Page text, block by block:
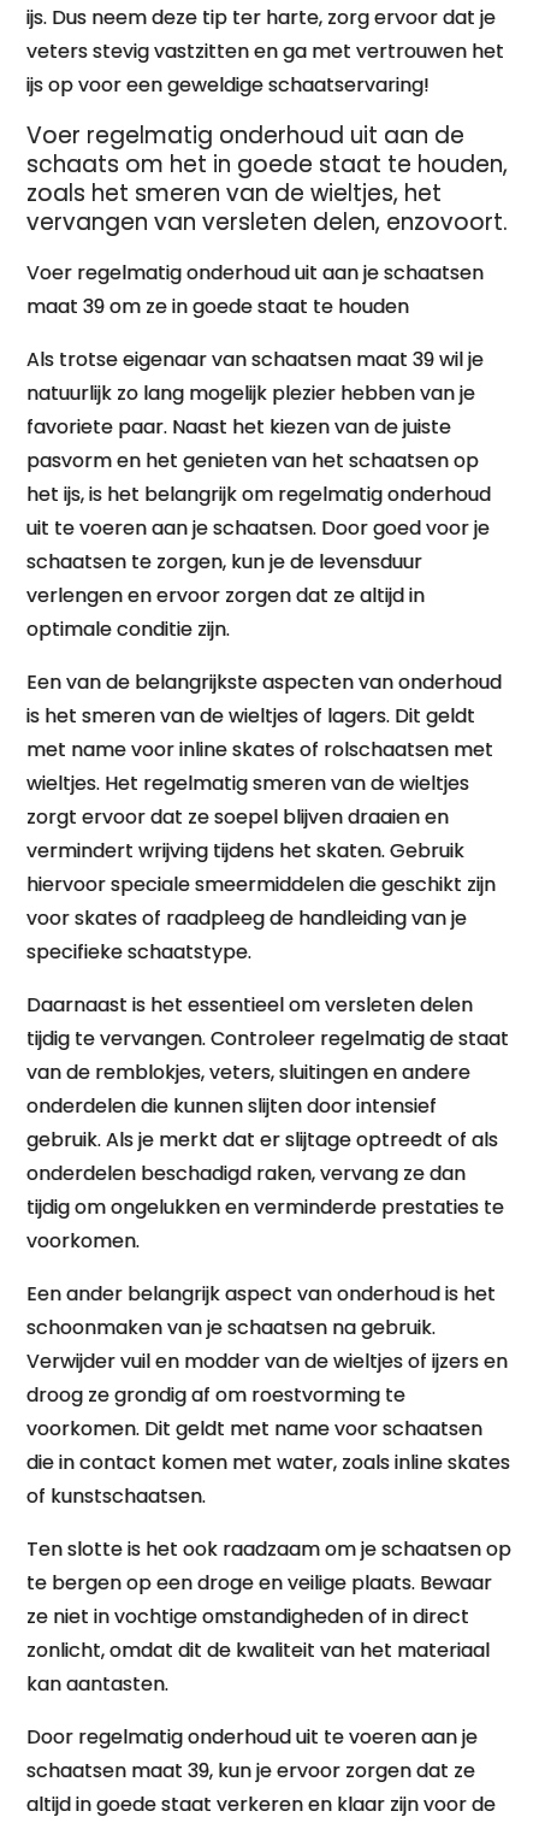
ijs. Dus neem deze tip ter harte, zorg ervoor dat je
veters stevig vastzitten en ga met vertrouwen het
ijs op voor een geweldige schaatservaring!
Voer regelmatig onderhoud uit aan de
schaats om het in goede staat te houden,
zoals het smeren van de wieltjes, het
vervangen van versleten delen, enzovoort.
Voer regelmatig onderhoud uit aan je schaatsen
maat 39 om ze in goede staat te houden
Als trotse eigenaar van schaatsen maat 39 wil je
natuurlijk zo lang mogelijk plezier hebben van je
favoriete paar. Naast het kiezen van de juiste
pasvorm en het genieten van het schaatsen op
het ijs, is het belangrijk om regelmatig onderhoud
uit te voeren aan je schaatsen. Door goed voor je
schaatsen te zorgen, kun je de levensduur
verlengen en ervoor zorgen dat ze altijd in
optimale conditie zijn.
Een van de belangrijkste aspecten van onderhoud
is het smeren van de wieltjes of lagers. Dit geldt
met name voor inline skates of rolschaatsen met
wieltjes. Het regelmatig smeren van de wieltjes
zorgt ervoor dat ze soepel blijven draaien en
vermindert wrijving tijdens het skaten. Gebruik
hiervoor speciale smeermiddelen die geschikt zijn
voor skates of raadpleeg de handleiding van je
specifieke schaatstype.
Daarnaast is het essentieel om versleten delen
tijdig te vervangen. Controleer regelmatig de staat
van de remblokjes, veters, sluitingen en andere
onderdelen die kunnen slijten door intensief
gebruik. Als je merkt dat er slijtage optreedt of als
onderdelen beschadigd raken, vervang ze dan
tijdig om ongelukken en verminderde prestaties te
voorkomen.
Een ander belangrijk aspect van onderhoud is het
schoonmaken van je schaatsen na gebruik.
Verwijder vuil en modder van de wieltjes of ijzers en
droog ze grondig af om roestvorming te
voorkomen. Dit geldt met name voor schaatsen
die in contact komen met water, zoals inline skates
of kunstschaatsen.
Ten slotte is het ook raadzaam om je schaatsen op
te bergen op een droge en veilige plaats. Bewaar
ze niet in vochtige omstandigheden of in direct
zonlicht, omdat dit de kwaliteit van het materiaal
kan aantasten.
Door regelmatig onderhoud uit te voeren aan je
schaatsen maat 39, kun je ervoor zorgen dat ze
altijd in goede staat verkeren en klaar zijn voor de